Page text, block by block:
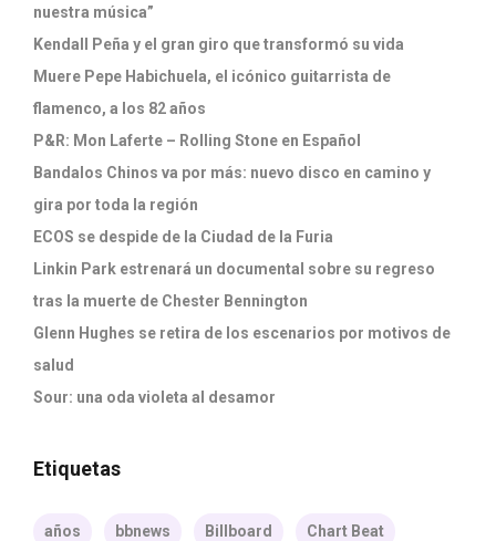
nuestra música”
Kendall Peña y el gran giro que transformó su vida
Muere Pepe Habichuela, el icónico guitarrista de
flamenco, a los 82 años
P&R: Mon Laferte – Rolling Stone en Español
Bandalos Chinos va por más: nuevo disco en camino y
gira por toda la región
ECOS se despide de la Ciudad de la Furia
Linkin Park estrenará un documental sobre su regreso
tras la muerte de Chester Bennington
Glenn Hughes se retira de los escenarios por motivos de
salud
Sour: una oda violeta al desamor
Etiquetas
años bbnews Billboard Chart Beat